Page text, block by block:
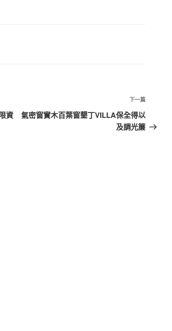
資
下
篇
下一篇
氣密窗實木百葉窗墾丁VILLA保全得以
及調光簾